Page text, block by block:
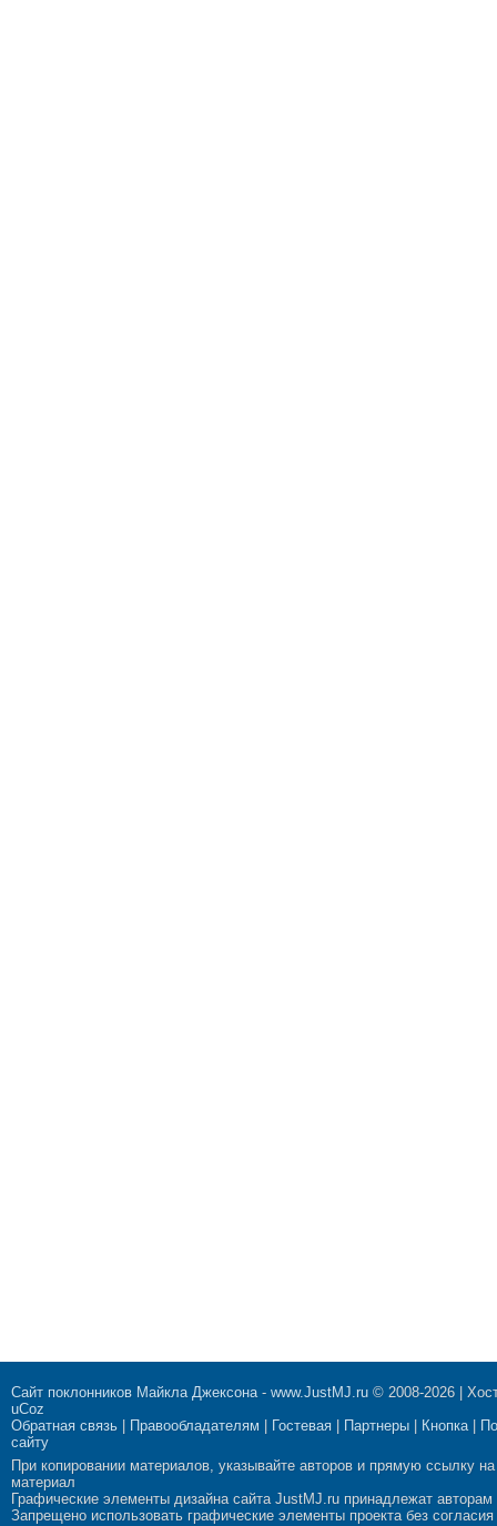
Сайт поклонников Майкла Джексона- www.JustMJ.ru © 2008-2026 |
uCoz
Обратная связь
Правообладателям Гостевая Партнеры Кнопка|
сайту
При копировании материалов, указывайте авторов и прямую ссылку на
материал
Графические элементы дизайна сайта JustMJ.ru принадлежат авторам
Запрещено использовать графические элементы проекта без согласия